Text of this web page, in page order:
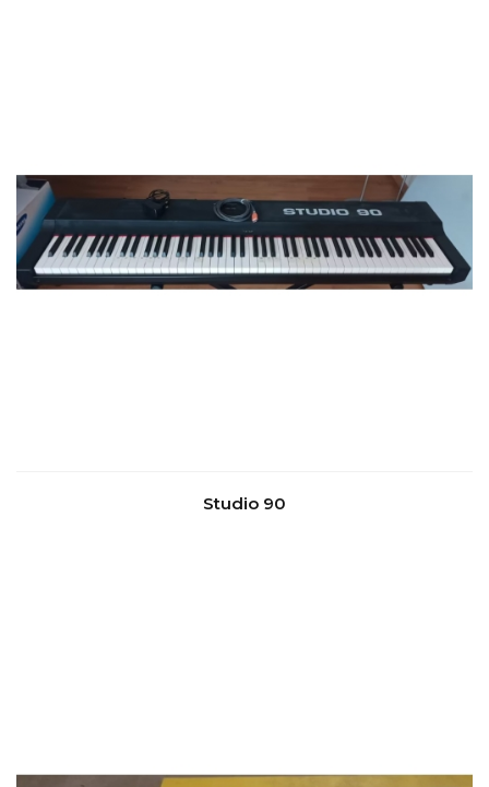
Studio 90